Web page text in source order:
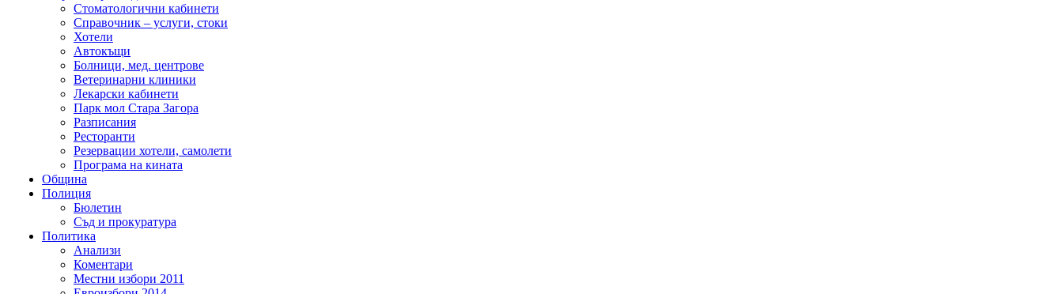
Стоматологични кабинети
Справочник – услуги, стоки
Хотели
Автокъщи
Болници, мед. центрове
Ветеринарни клиники
Лекарски кабинети
Парк мол Стара Загора
Разписания
Ресторанти
Резервации хотели, самолети
Програма на кината
Община
Полиция
Бюлетин
Съд и прокуратура
Политика
Анализи
Коментари
Местни избори 2011